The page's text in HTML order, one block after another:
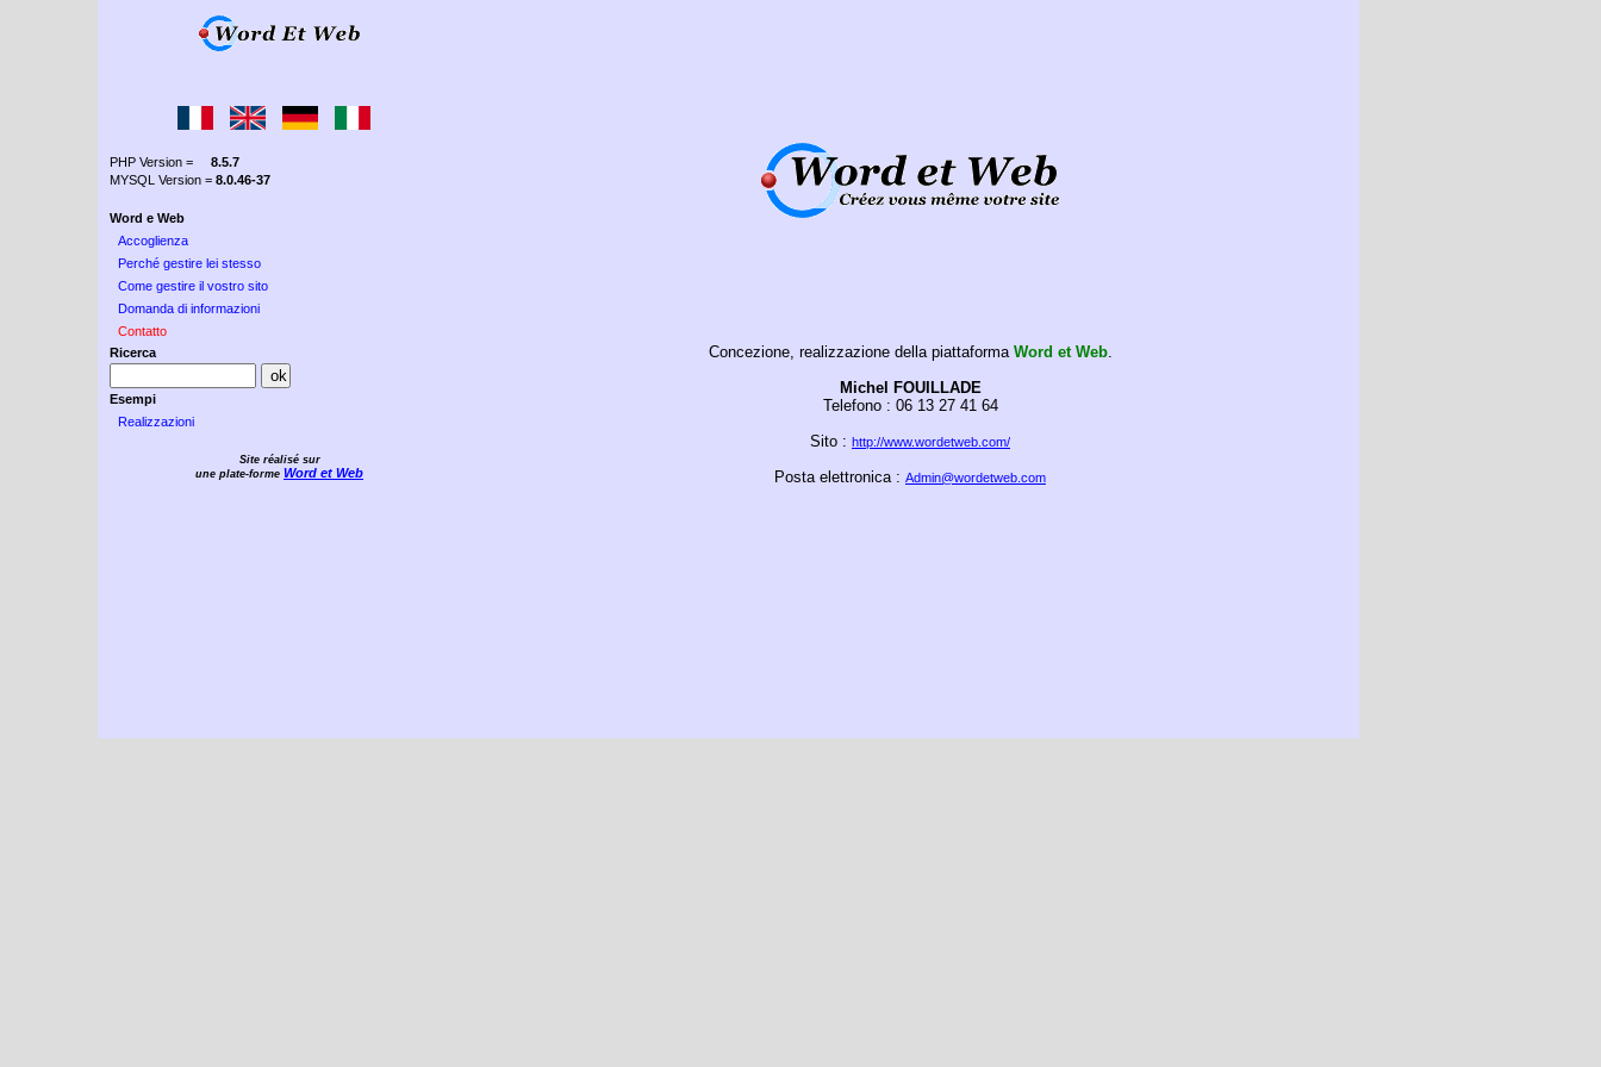
PHP Version = 8.5.7
MYSQL Version = 8.0.46-37
Word e Web
Accoglienza
Perché gestire lei stesso
Come gestire il vostro sito
Domanda di informazioni
Contatto
Ricerca
Esempi
Realizzazioni
Site réalisé sur
une plate-forme Word et Web
Concezione, realizzazione della piattaforma Word et Web.
Michel FOUILLADE
Telefono : 06 13 27 41 64
Sito : http://www.wordetweb.com/
Posta elettronica: Admin@wordetweb.com